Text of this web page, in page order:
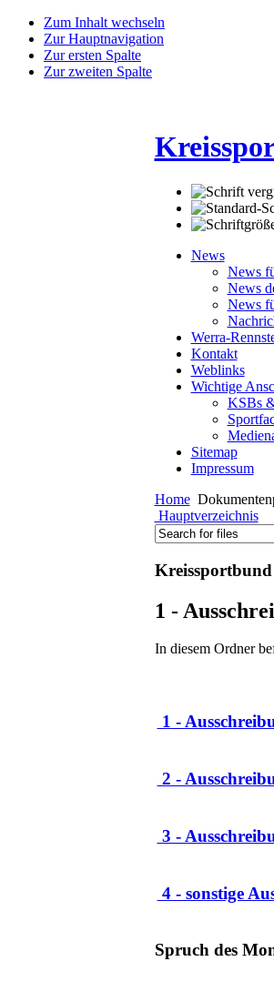
Zum Inhalt wechseln
Zur Hauptnavigation
Zur ersten Spalte
Zur zweiten Spalte
News
News
News
News
Werra-
Kontakt
Weblinks
Wichtige
KSBs
Sitemap
Impressum
Home
Hauptverzeichnis
1 -
In diesem Ordner
1 -
2 -
3 -
4 - sonstige
Spruch des